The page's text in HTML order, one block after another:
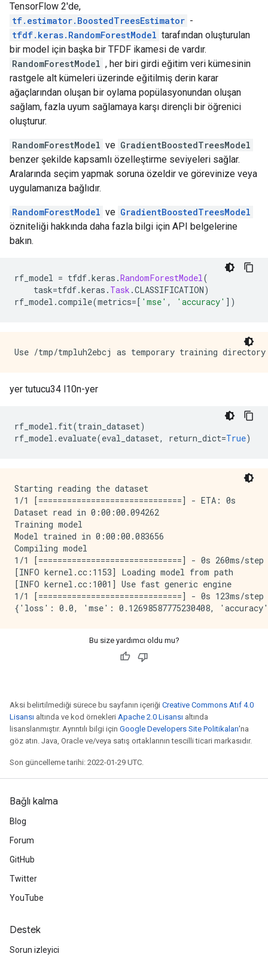
To silence this warning, decorate the function with
WARNING:tensorflow:AutoGraph could not transform
Please report this to the TensorFlow team. When
Cause: could not get source code
To silence this warning, decorate the function with
WARNING: AutoGraph could not transform <function
Please report this to the TensorFlow team. When
Cause: could not get source code
To silence this warning, decorate the function with
1/1 [==============================] - 0s
TensorFlow 2'de,
tf.estimator.BoostedTreesEstimator -
tfdf.keras.RandomForestModel tarafından oluşturulan
bir model için başka bir TFDF ikamesi de vardır.
RandomForestModel , her biri girdi eğitim veri kümesinin
rastgele alt kümeleri üzerinde eğitilmiş derin karar
ağaçlarından oluşan bir oylama popülasyonundan oluşan
sağlam, fazla uyum sağlamaya karşı dirençli bir öğrenici
oluşturur.
RandomForestModel ve GradientBoostedTreesModel
benzer şekilde kapsamlı özelleştirme seviyeleri sağlar.
Aralarında seçim yapmak soruna özeldir ve görevinize veya
uygulamanıza bağlıdır.
RandomForestModel ve GradientBoostedTreesModel
özniteliği hakkında daha fazla bilgi için API belgelerine
bakın.
rf_model = tfdf.keras .RandomForestModel(
task=tfdf.keras . Task .CLASSIFICATION)
rf_model .compile(metrics=[ 'mse' , 'accuracy' ])
yer tutucu34 l10n-yer
rf_model . fit(train_dataset)
rf_model . evaluate(eval_dataset, return_dict=True)
Starting reading the dataset
1/1 [==============================] - ETA: 0s
Dataset read in 0:00:00.094262
Training model
Model trained in 0:00:00.083656
Compiling model
1/1 [==============================] - 0s 260ms/step
[INFO kernel.cc:1153] Loading model from path
[INFO kernel.cc:1001] Use fast generic engine
1/1 [==============================] - 0s
Bu size yardımcı oldu mu?
Aksi belirtilmediği sürece bu sayfanın içeriği Creative Commons Atıf 4.0
Lisansı altında ve kod örnekleri Apache 2.0 Lisansı altında
lisanslanmıştır. Ayrıntılı bilgi için Google Developers Site Politikaları'na
göz atın. Java, Oracle ve/veya satış ortaklarının tescilli ticari markasıdır.
Son güncelleme tarihi: 2022-01-29 UTC.
Bağlı kalma
Blog
Forum
GitHub
Twitter
YouTube
Destek
Sorun izleyici